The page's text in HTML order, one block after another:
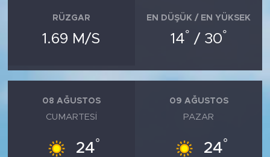
RÜZGAR
1.69 M/S
EN DÜŞÜK / EN YÜKSEK
14° / 30°
08 AĞUSTOS
CUMARTESI
24°
09 AĞUSTOS
PAZAR
24°
TARİH
SAĞLIK